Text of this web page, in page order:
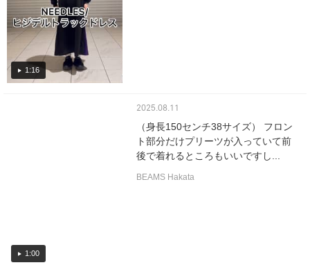
1:16
1:00
2025.08.11
（身長150センチ38サイズ） フロン
ト部分だけプリーツが入っていて前
後で着れるところもいいですし...
BEAMS Hakata